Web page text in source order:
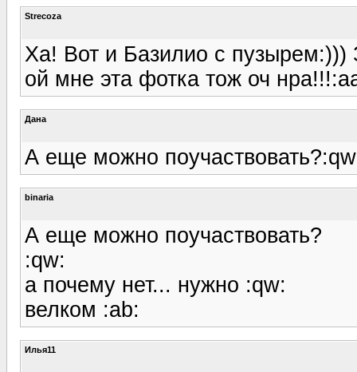
Strecoza
Ха! Вот и Базилио с пузырем:)))
ой мне эта фотка тож оч
Дана
А еще можно
binaria
А еще можно поучаствовать?
:qw:
а почему нет... нужно :qw:
велком :ab:
Илья11